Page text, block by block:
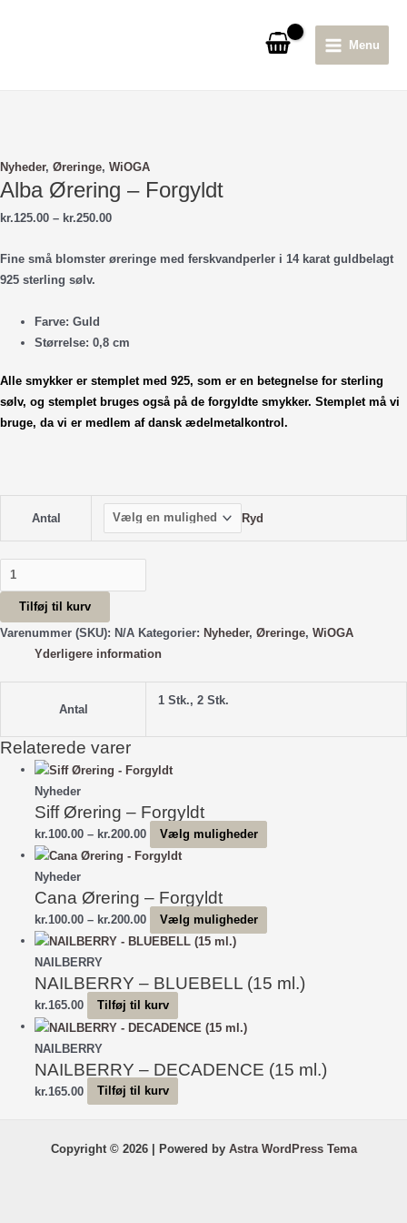
Menu
Nyheder, Øreringe, WiOGA
Alba Ørering – Forgyldt
kr.125.00 – kr.250.00Prisinterval:
til
Fine små blomster øreringe med ferskvandperler i 14 karat guldbelagt
925 sterling sølv.
Farve: Guld
Størrelse: 0,8 cm
Alle smykker er stemplet med 925, som er en betegnelse for sterling
sølv, og stemplet bruges også på de forgyldte smykker. Stemplet må vi
bruge, da vi er medlem af dansk ædelmetalkontrol.
Antal Ryd
Alba
Ørering
Forgyldt
Tilføj til kurv
Varenummer (SKU): N/A Kategorier: Nyheder, Øreringe, WiOGA
Yderligere information
Antal
1 Stk., 2 Stk.
Relaterede varer
Nyheder
Siff Ørering – Forgyldt
kr.100.00 – kr.200.00Prisinterval:
kr.100.00
kr.200.00
Vælg muligheder
vælges
Nyheder
Cana Ørering – Forgyldt
kr.100.00 – kr.200.00Prisinterval:
kr.100.00
kr.200.00
Vælg muligheder
flere
vælges
NAILBERRY
NAILBERRY – BLUEBELL (15 ml.)
kr.165.00 Tilføj til kurv
NAILBERRY
NAILBERRY – DECADENCE (15 ml.)
kr.165.00 Tilføj til kurv
Copyright © 2026 | Powered by Astra WordPress Tema